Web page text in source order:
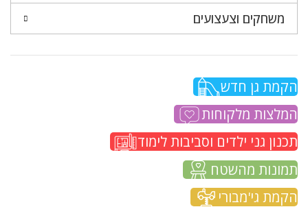
משחקים וצעצועים
הקמת גן חדש
המלצות מלקוחות
תכנון גני ילדים וסביבות לימוד
תמונות מהשטח
הקמת גי'מבורי